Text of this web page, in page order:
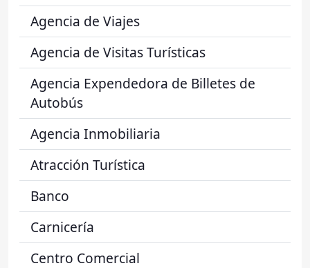
Agencia de Viajes
Agencia de Visitas Turísticas
Agencia Expendedora de Billetes de
Autobús
Agencia Inmobiliaria
Atracción Turística
Banco
Carnicería
Centro Comercial